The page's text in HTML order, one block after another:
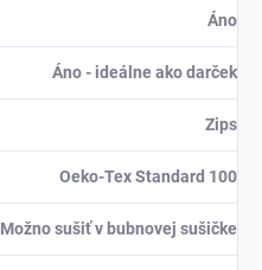
Áno
Áno - ideálne ako darček
Zips
Oeko-Tex Standard 100
Možno sušiť v bubnovej sušičke